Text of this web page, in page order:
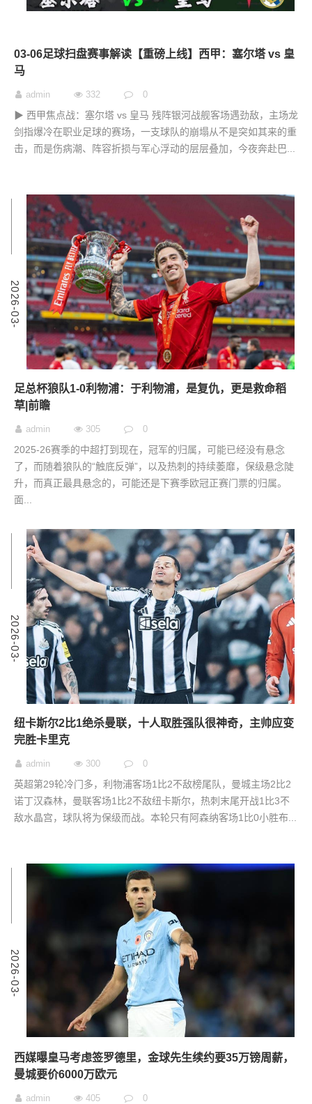
03-06足球扫盘赛事解读【重磅上线】西甲：塞尔塔 vs 皇
马
admin 332 0
▶ 西甲焦点战：塞尔塔 vs 皇马 残阵银河战舰客场遇劲敌，主场龙
剑指爆冷在职业足球的赛场，一支球队的崩塌从不是突如其来的重
击，而是伤病潮、阵容折损与军心浮动的层层叠加，今夜奔赴巴...
2
0
2
6
-
0
3
-
0
足总杯狼队1-0利物浦：于利物浦，是复仇，更是救命稻
草|前瞻
admin 305 0
2025-26赛季的中超打到现在，冠军的归属，可能已经没有悬念
了，而随着狼队的“触底反弹”，以及热刺的持续萎靡，保级悬念陡
升，而真正最具悬念的，可能还是下赛季欧冠正赛门票的归属。
面...
2
0
2
6
-
0
3
-
0
纽卡斯尔2比1绝杀曼联，十人取胜强队很神奇，主帅应变
完胜卡里克
admin 300 0
英超第29轮冷门多，利物浦客场1比2不敌榜尾队，曼城主场2比2
诺丁汉森林，曼联客场1比2不敌纽卡斯尔，热刺末尾开战1比3不
敌水晶宫，球队将为保级而战。本轮只有阿森纳客场1比0小胜布...
2
0
2
6
-
0
3
-
0
西媒曝皇马考虑签罗德里，金球先生续约要35万镑周薪，
曼城要价6000万欧元
admin 405 0